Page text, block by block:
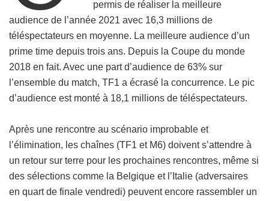
permis de réaliser la meilleure
audience de l’année 2021 avec 16,3 millions de
téléspectateurs en moyenne. La meilleure audience d’un
prime time depuis trois ans. Depuis la Coupe du monde
2018 en fait. Avec une part d’audience de 63% sur
l’ensemble du match, TF1 a écrasé la concurrence. Le pic
d’audience est monté à 18,1 millions de téléspectateurs.
Après une rencontre au scénario improbable et
l’élimination, les chaînes (TF1 et M6) doivent s’attendre à
un retour sur terre pour les prochaines rencontres, même si
des sélections comme la Belgique et l’Italie (adversaires
en quart de finale vendredi) peuvent encore rassembler un